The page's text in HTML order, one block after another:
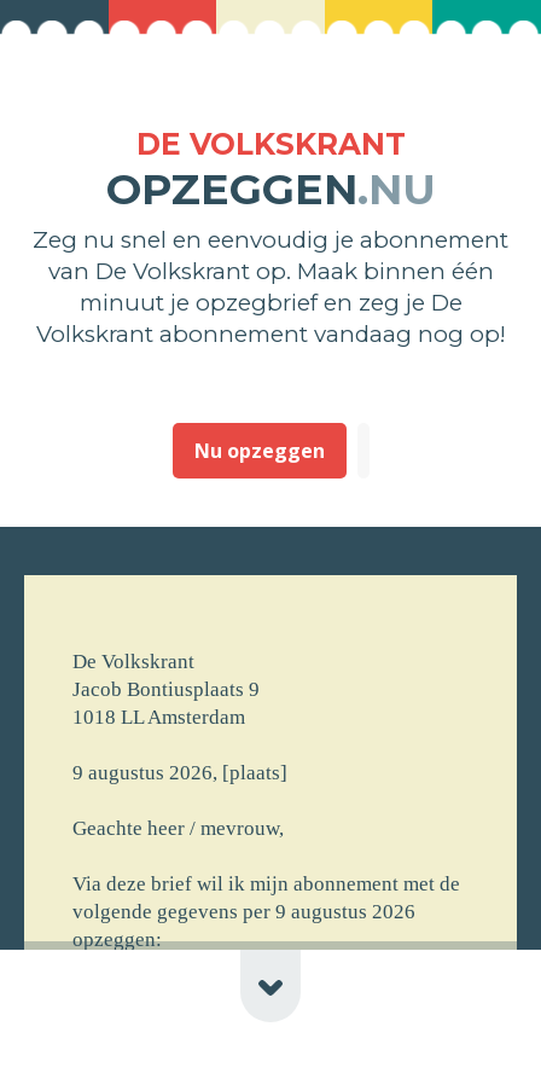
DE VOLKSKRANT
OPZEGGEN.NU
Zeg nu snel en eenvoudig je abonnement
van De Volkskrant op. Maak binnen één
minuut je opzegbrief en zeg je De
Volkskrant abonnement vandaag nog op!
Nu opzeggen
De Volkskrant
Jacob Bontiusplaats 9
1018 LL Amsterdam
9 augustus 2026, [plaats]
Geachte heer / mevrouw,
Via deze brief wil ik mijn abonnement met de
volgende gegevens per 9 augustus 2026
opzeggen:
[voornaam] [achternaam]